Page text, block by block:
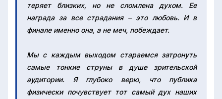
теряет близких, но не сломлена духом. Ее
награда за все страдания – это любовь. И в
финале именно она, а не меч, побеждает.
Мы с каждым выходом стараемся затронуть
самые тонкие струны в душе зрительской
аудитории. Я глубоко верю, что публика
физически почувствует тот самый дух наших